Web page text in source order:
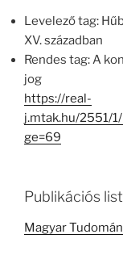
Levelező tag:
XV. században
Rendes tag: A
jog
https://real-
j.mtak.hu/2551/
ge=69
Publikációs
Magyar